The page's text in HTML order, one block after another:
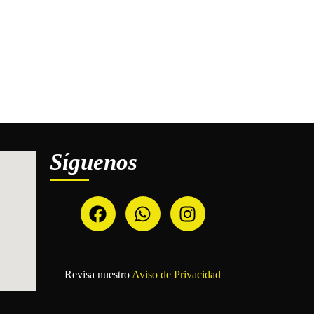
Síguenos
Revisa nuestro Aviso de Privacidad